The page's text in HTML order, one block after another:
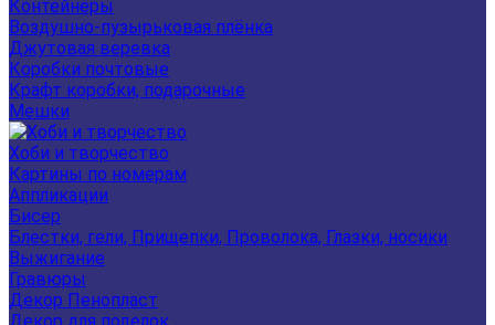
Контейнеры
Воздушно-пузырьковая плёнка
Джутовая веревка
Коробки почтовые
Крафт коробки, подарочные
Мешки
Хоби и творчество
Картины по номерам
Аппликации
Бисер
Блестки, гели, Прищепки, Проволока, Глазки, носики
Выжигание
Гравюры
Декор Пенопласт